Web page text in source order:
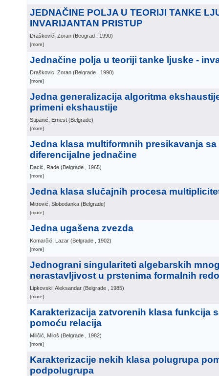
JEDNAČINE POLJA U TEORIJI TANKE
INVARIJANTAN PRISTUP
Drašković, Zoran (Beograd , 1990)
[more]
Jednačine polja u teoriji tanke ljuske -
Draškovic, Zoran (Belgrade , 1990)
[more]
Jedna generalizacija algoritma
primeni ekshaustije
Stipanić, Ernest (Belgrade)
[more]
Jedna klasa multiformnih presikavanja
diferencijalne jednačine
Dacić, Rade (Belgrade , 1965)
[more]
Jedna klasa slučajnih procesa
Mitrović, Slobodanka (Belgrade)
[more]
Jedna ugašena zvezda
Komarčić, Lazar (Belgrade , 1902)
[more]
Jednograni singulariteti algebarskih
nerastavljivost u prstenima formalnih
Lipkovski, Aleksandar (Belgrade , 1985)
[more]
Karakterizacija zatvorenih klasa funkcija
pomoću relacija
Miličić, Miloš (Belgrade , 1982)
[more]
Karakterizacije nekih klasa polugrupa
podpolugrupa